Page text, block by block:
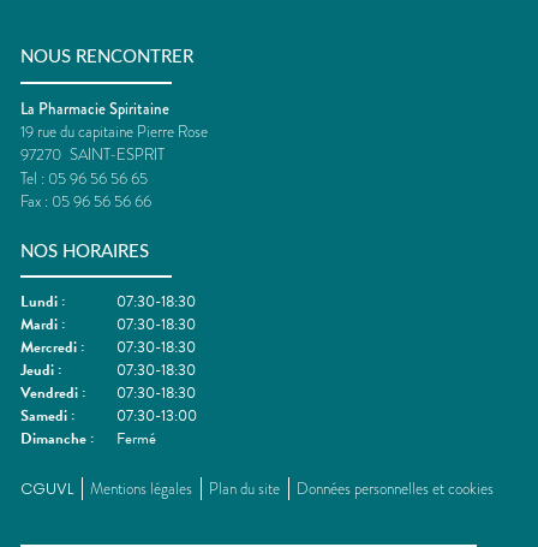
NOUS RENCONTRER
La Pharmacie Spiritaine
19 rue du capitaine Pierre Rose
97270 SAINT-ESPRIT
Tel : 05 96 56 56 65
Fax : 05 96 56 56 66
NOS HORAIRES
Lundi :
07:30-18:30
Mardi :
07:30-18:30
Mercredi :
07:30-18:30
Jeudi :
07:30-18:30
Vendredi :
07:30-18:30
Samedi :
07:30-13:00
Dimanche : Fermé
CGUVL Mentions légales Plan du site Données personnelles et cookies